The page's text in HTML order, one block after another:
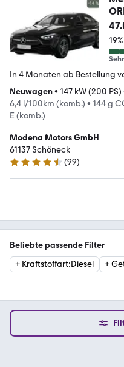
In 4 Monaten ab Bestellung
Neuwagen• 147 kW (200 PS)
6,4 l/100km (komb.) • 144 g
E (komb.)
Modena Motors GmbH
61137 Schöneck
4.3 Sterne
(99)
Beliebte passende Filter
+ Kraftstoffart:Diesel +